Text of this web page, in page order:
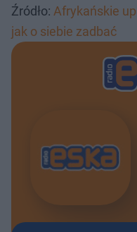
Źródło: Afrykańskie
jak o siebie zadbać